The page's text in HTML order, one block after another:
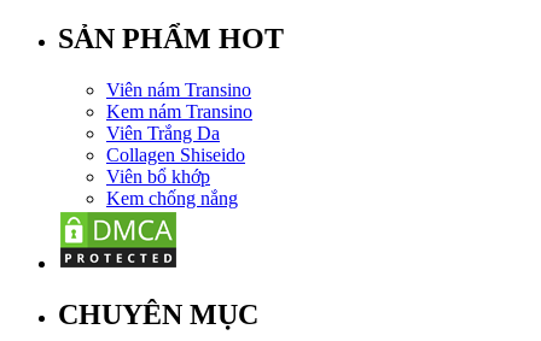
SẢN PHẨM HOT
Viên nám Transino
Kem nám Transino
Viên Trắng Da
Collagen Shiseido
Viên bổ khớp
Kem chống nắng
CHUYÊN MỤC